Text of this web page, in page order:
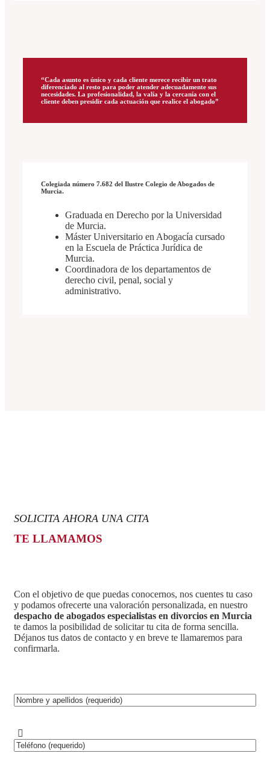
“Cada asunto es único y cada cliente merece recibir un trato
diferenciado al resto para poder atender adecuadamente sus
necesidades. La profesionalidad, la valía y la cercanía con el
cliente deben presidir cada actuación que realice el abogado”
Colegiada número 7.682 del Ilustre Colegio de Abogados de
Murcia.
Graduada en Derecho por la Universidad
de Murcia.
Máster Universitario en Abogacía cursado
en la Escuela de Práctica Jurídica de
Murcia.
Coordinadora de los departamentos de
derecho civil, penal, social y
administrativo.
SOLICITA AHORA UNA CITA
TE LLAMAMOS
Con el objetivo de que puedas conocernos, nos cuentes tu caso
y podamos ofrecerte una valoración personalizada, en nuestro
despacho de abogados especialistas en divorcios en Murcia
te damos la posibilidad de solicitar tu cita de forma sencilla.
Déjanos tus datos de contacto y en breve te llamaremos para
confirmarla.